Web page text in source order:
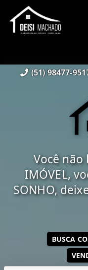
(51) 98477-
Você não
IMÓVEL,
SONHO,
BUSCA